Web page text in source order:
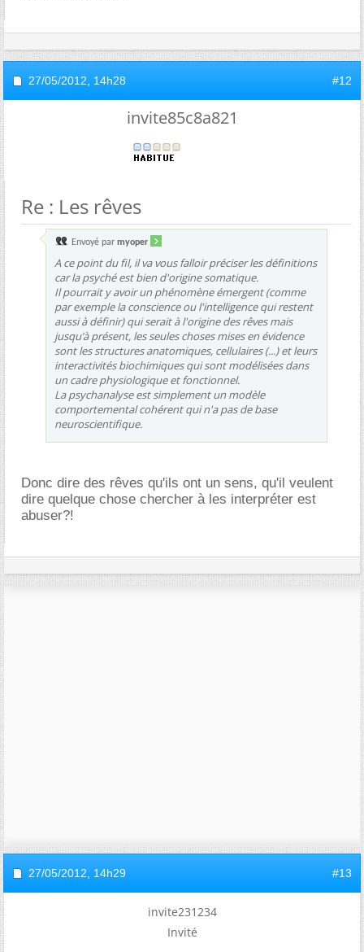
27/05/2012, 14h28 #12
invite85c8a821
Re : Les rêves
Envoyé par myoper
A ce point du fil, il va vous falloir préciser les définitions
car la psyché est bien d'origine somatique.
Il pourrait y avoir un phénomène émergent (comme
par exemple la conscience ou l'intelligence qui restent
aussi à définir) qui serait à l'origine des rêves mais
jusqu’à présent, les seules choses mises en évidence
sont les structures anatomiques, cellulaires (...) et leurs
interactivités biochimiques qui sont modélisées dans
un cadre physiologique et fonctionnel.
La psychanalyse est simplement un modèle
comportemental cohérent qui n'a pas de base
neuroscientifique.
Donc dire des rêves qu'ils ont un sens, qu'il veulent
dire quelque chose chercher à les interpréter est
abuser?!
27/05/2012, 14h29 #13
invite231234
Invité